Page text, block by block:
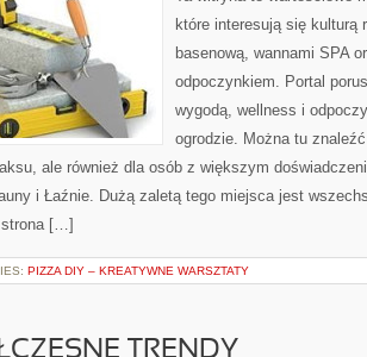
które interesują się kulturą
basenową, wannami SPA
odpoczynkiem. Portal
wygodą, wellness i
ogrodzie. Można tu
ale również dla osób z większym
i Łaźnie. Dużą zaletą tego miejsca jest
strona […]
PIZZA DIY – KREATYWNE WARSZTATY
TRENDY